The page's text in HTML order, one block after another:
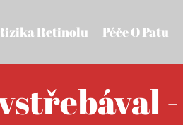
Péče O Patu
Retinolu
-